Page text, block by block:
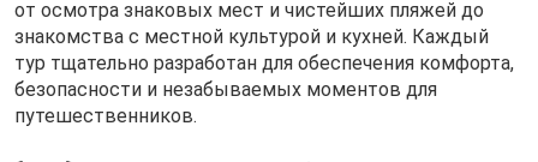
от осмотра знаковых мест и чистейших пляжей до
знакомства с местной культурой и кухней. Каждый
тур тщательно разработан для обеспечения комфорта,
безопасности и незабываемых моментов для
путешественников.